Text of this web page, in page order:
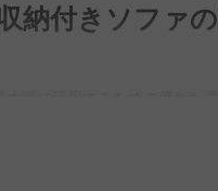
簡単なうえ、必要に応じて
べき？
納付きソファ
できるため、部屋全体が整然